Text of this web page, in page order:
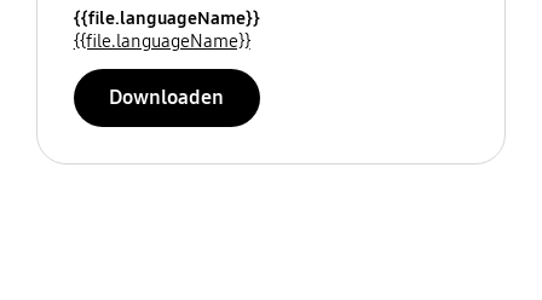
{{file.languageName}}
{{file.languageName}}
Downloaden